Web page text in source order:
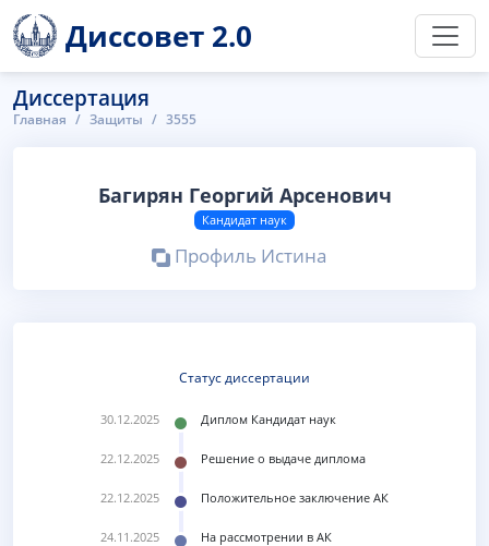
Диссовет 2.0
Диссертация
Главная Защиты 3555
Багирян Георгий Арсенович
Кандидат наук
Профиль Истина
Статус диссертации
30.12.2025 Диплом Кандидат наук
22.12.2025 Решение о выдаче диплома
22.12.2025 Положительное заключение АК
24.11.2025 На рассмотрении в АК